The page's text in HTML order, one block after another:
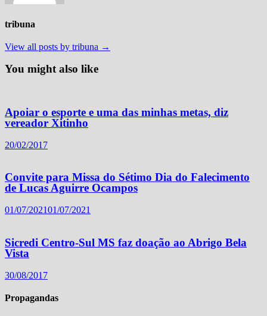
tribuna
View all posts by tribuna →
You might also like
Apoiar o esporte e uma das minhas metas, diz
vereador Xitinho
20/02/2017
Convite para Missa do Sétimo Dia do Falecimento
de Lucas Aguirre Ocampos
01/07/202101/07/2021
Sicredi Centro-Sul MS faz doação ao Abrigo Bela
Vista
30/08/2017
Propagandas